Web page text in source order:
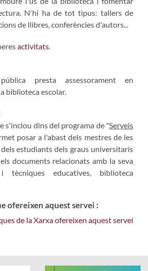
N'hi ha de tot tipus: tallers de
de llibres, conferències d'autors...
activitats.
presta assessorament en
biblioteca escolar.
s'inclou dins del programa de "Serveis
posar a l'abast dels mestres de les
estudiants dels graus universitaris
documents relacionats amb la seva
educatives, biblioteca
ofereixen aquest servei :
de la Xarxa ofereixen aquest servei